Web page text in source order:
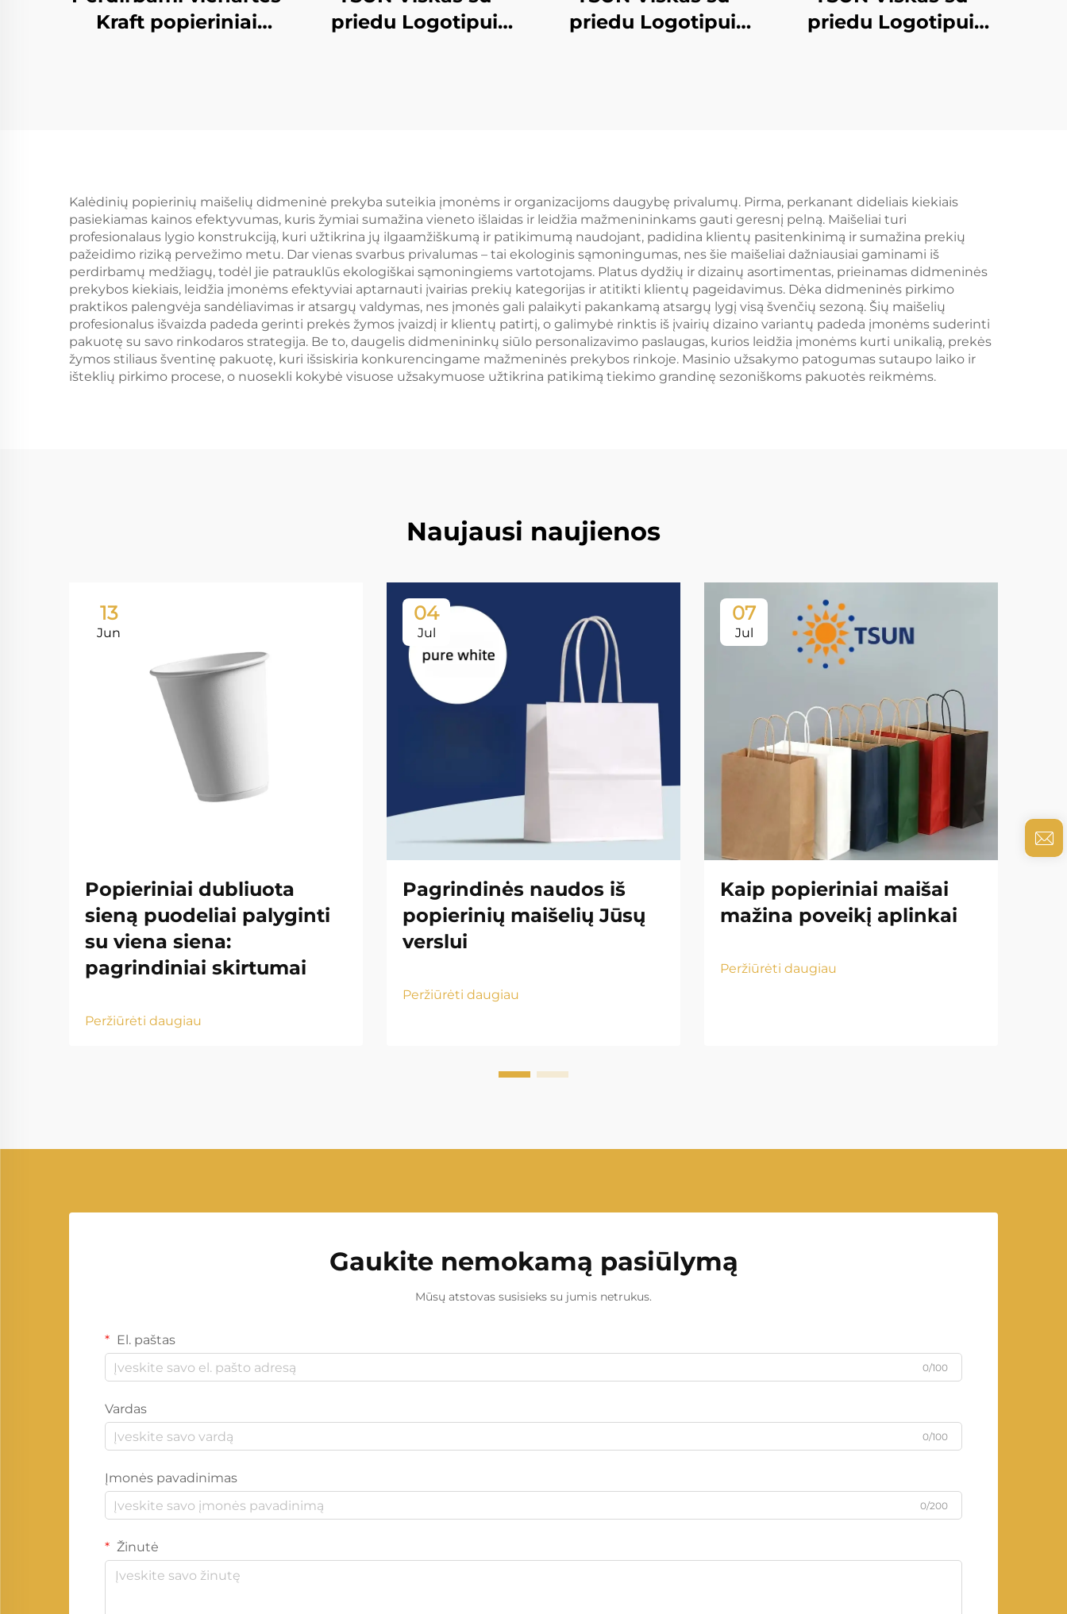
Kraft popieriniai
priedu Logotipui
Siuntimo Karta
priedu Logotipui
Plastikinė Ambaluoja
Darbai
priedu Logotipui
Plastikinė Ambaluoja
Darbai
Kalėdinių popierinių maišelių didmeninė prekyba suteikia įmonėms ir organizacijoms daugybę privalumų. Pirma, perkanant dideliais kiekiais
pasiekiamas kainos efektyvumas, kuris žymiai sumažina vieneto išlaidas ir leidžia mažmenininkams gauti geresnį pelną. Maišeliai turi
profesionalaus lygio konstrukciją, kuri užtikrina jų ilgaamžiškumą ir patikimumą naudojant, padidina klientų pasitenkinimą ir sumažina prekių
pažeidimo riziką pervežimo metu. Dar vienas svarbus privalumas – tai ekologinis sąmoningumas, nes šie maišeliai dažniausiai gaminami iš
perdirbamų medžiagų, todėl jie patrauklūs ekologiškai sąmoningiems vartotojams. Platus dydžių ir dizainų asortimentas, prieinamas didmeninės
prekybos kiekiais, leidžia įmonėms efektyviai aptarnauti įvairias prekių kategorijas ir atitikti klientų pageidavimus. Dėka didmeninės pirkimo
praktikos palengvėja sandėliavimas ir atsargų valdymas, nes įmonės gali palaikyti pakankamą atsargų lygį visą švenčių sezoną. Šių maišelių
profesionalus išvaizda padeda gerinti prekės žymos įvaizdį ir klientų patirtį, o galimybė rinktis iš įvairių dizaino variantų padeda įmonėms suderinti
pakuotę su savo rinkodaros strategija. Be to, daugelis didmenininkų siūlo personalizavimo paslaugas, kurios leidžia įmonėms kurti unikalią, prekės
žymos stiliaus šventinę pakuotę, kuri išsiskiria konkurencingame mažmeninės prekybos rinkoje. Masinio užsakymo patogumas sutaupo laiko ir
išteklių pirkimo procese, o nuosekli kokybė visuose užsakymuose užtikrina patikimą tiekimo grandinę sezoniškoms pakuotės reikmėms.
Naujausi naujienos
13
Jun
Popieriniai dubliuota
sieną puodeliai palyginti
su viena siena:
pagrindiniai skirtumai
Peržiūrėti daugiau
04
Jul
Pagrindinės naudos iš
popierinių maišelių Jūsų
verslui
Peržiūrėti daugiau
07
Jul
Kaip popieriniai maišai
mažina poveikį aplinkai
Peržiūrėti daugiau
Gaukite nemokamą pasiūlymą
Mūsų atstovas susisieks su jumis netrukus.
El. paštas
0/100
Vardas
0/100
Įmonės pavadinimas
0/200
Žinutė